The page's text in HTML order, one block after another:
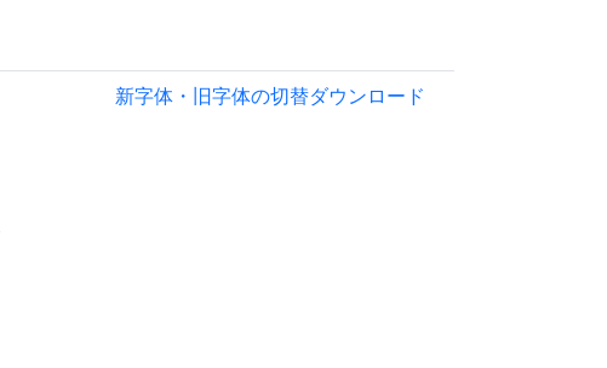
新字体・旧字体の切替ダウンロード